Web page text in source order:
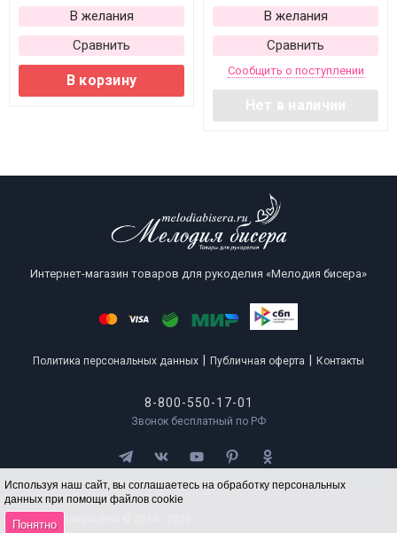
Используя наш сайт, вы соглашаетесь на обработку персональных
данных при помощи файлов cookie
Понятно
В желания
Сравнить
В корзину
В желания
Сравнить
Сообщить о поступлении
Нет в наличии
Интернет-магазин товаров для рукоделия «Мелодия бисера»
Политика персональных данных Публичная оферта Контакты
8-800-550-17-01
Звонок бесплатный по РФ
Все права защищены © 2014 - 2026